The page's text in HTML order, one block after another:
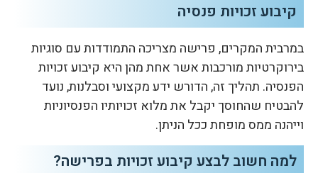
קיבוע זכויות פנסיה
במרבית המקרים, פרישה מצריכה התמודדות עם סוגיות
בירוקרטיות מורכבות אשר אחת מהן היא קיבוע זכויות
הפנסיה. תהליך זה, הדורש ידע מקצועי וסבלנות, נועד
להבטיח שהחוסך יקבל את מלוא זכויותיו הפנסיוניות
וייהנה ממס מופחת ככל הניתן.
למה חשוב לבצע קיבוע זכויות בפרישה?